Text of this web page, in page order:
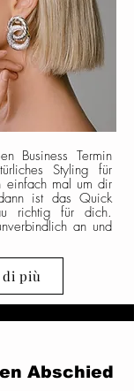
Business Termin
Styling für
einfach mal um dir
ist das Quick
richtig für dich.
an und
di più
Abschied